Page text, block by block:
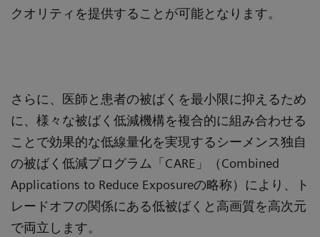
クオリティを提供することが可能となります。
さらに、医師と患者の被ばくを最小限に抑えるため
に、様々な被ばく低減機構を複合的に組み合わせる
ことで効果的な低線量化を実現するシーメンス独自
の被ばく低減プログラム「CARE」（Combined
Applications to Reduce Exposureの略称）により、ト
レードオフの関係にある低被ばくと高画質を高次元
で両立します。